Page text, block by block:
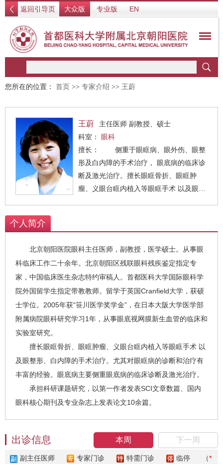
返回引导页 大众版 专业版 EN
您所在的位置： 首页 >> 专家介绍 >> 王蔚
王蔚
主任医师 副教授、硕士
科室： 眼科
擅长： 侧重于眼眶病、眼外伤、眼整
形及白内障的手术治疗， 眼底病的临床诊
断及激光治疗。擅长眼眶骨折、眼眶肿
瘤、义眼台眶内植入等眼眶手术 以及眼整
个人简介
北京朝阳医院眼科主任医师，副教授，医学硕士。从事眼
科临床工作二十余年。北京朝阳区残联眼科残疾鉴定指定专
家，中国临床医生杂志特约审稿人。首都医科大学国际眼科学
院外国留学生指定带教教师。留学于英国Cranfield大学，获硕
士学位。2005年获“笹川医学奖学金”，在日本大阪大学医学部
附属病院眼科研究学习1年，从事眼底视网膜新生血管的临床和
实验室研究。
擅长眼眶骨折、眼眶肿瘤、义眼台眶内植入等眼眶手术 以
及眼整形、白内障的手术治疗。尤其对眼眶病的诊断和治疗有
丰富的经验。眼底病主要侧重眼底病的临床诊断及激光治疗。
承担科研课题研究，以第一作者发表SCI文章数篇、国内
眼科核心期刊及专业杂志上发表论文10余篇。
本周 下一周
出诊信息
副主任医师 专家门诊 特需门诊 临停 （*